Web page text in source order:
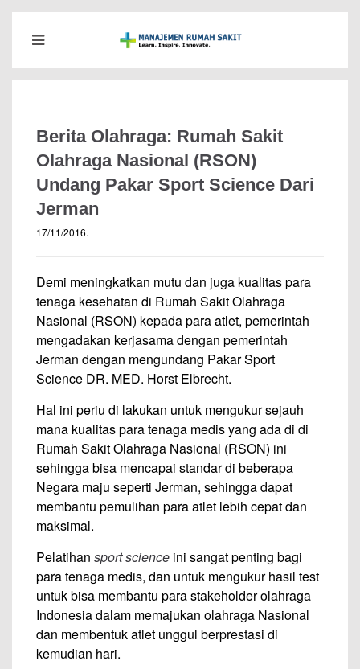
Berita Olahraga: Rumah Sakit
Olahraga Nasional (RSON)
Undang Pakar Sport Science Dari
Jerman
17/11/2016.
Demi meningkatkan mutu dan juga kualitas para
tenaga kesehatan di Rumah Sakit Olahraga
Nasional (RSON) kepada para atlet, pemerintah
mengadakan kerjasama dengan pemerintah
Jerman dengan mengundang Pakar Sport
Science DR. MED. Horst Elbrecht.
Hal ini periu di lakukan untuk mengukur sejauh
mana kualitas para tenaga medis yang ada di di
Rumah Sakit Olahraga Nasional (RSON) ini
sehingga bisa mencapai standar di beberapa
Negara maju seperti Jerman, sehingga dapat
membantu pemulihan para atlet lebih cepat dan
maksimal.
Pelatihan sport science ini sangat penting bagi
para tenaga medis, dan untuk mengukur hasil test
untuk bisa membantu para stakeholder olahraga
Indonesia dalam memajukan olahraga Nasional
dan membentuk atlet unggul berprestasi di
kemudian hari.